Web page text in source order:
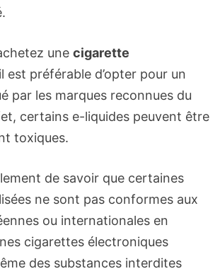
une cigarette
est préférable d’opter pour un
par les marques reconnues du
certains e-liquides peuvent être
toxiques.
de savoir que certaines
ne sont pas conformes aux
ou internationales en
cigarettes électroniques
des substances interdites